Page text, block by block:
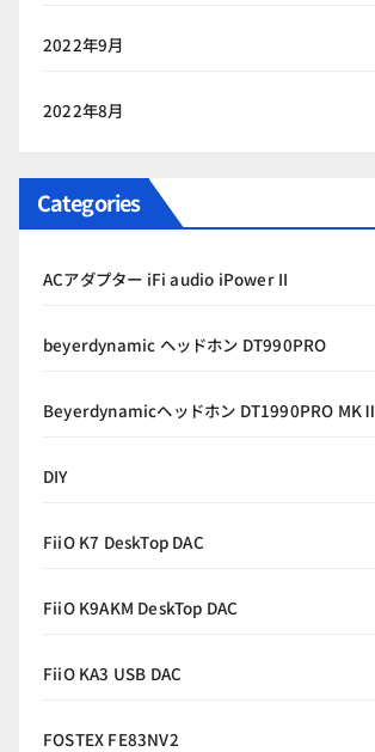
2022年9月
2022年8月
Categories
ACアダプター iFi audio iPower II
beyerdynamic ヘッドホン DT990PRO
Beyerdynamicヘッドホン DT1990PRO MKⅡ
DIY
FiiO K7 DeskTop DAC
FiiO K9AKM DeskTop DAC
FiiO KA3 USB DAC
FOSTEX FE83NV2